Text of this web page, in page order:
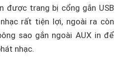
được trang bị cổng gắn USB
rất tiện lợi, ngoài ra còn
sao gắn ngoài AUX in để
nhạc.